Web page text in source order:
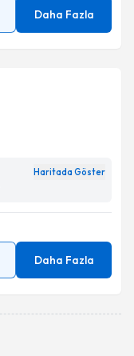
Daha Fazla
Haritada Göster
Daha Fazla